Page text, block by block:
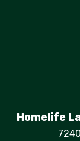
Homelife